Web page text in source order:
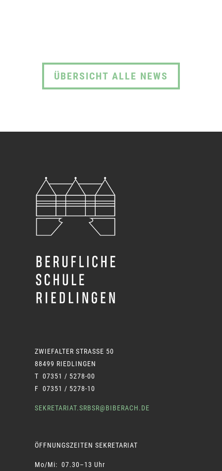
ÜBERSICHT ALLE NEWS
ZWIEFALTER STRASSE 50
88499 RIEDLINGEN
T 07351 / 5278-00
F 07351 / 5278-10
SEKRETARIAT.SRBSR@BIBERACH.DE
ÖFFNUNGSZEITEN SEKRETARIAT
Mo/Mi: 07.30–13 Uhr